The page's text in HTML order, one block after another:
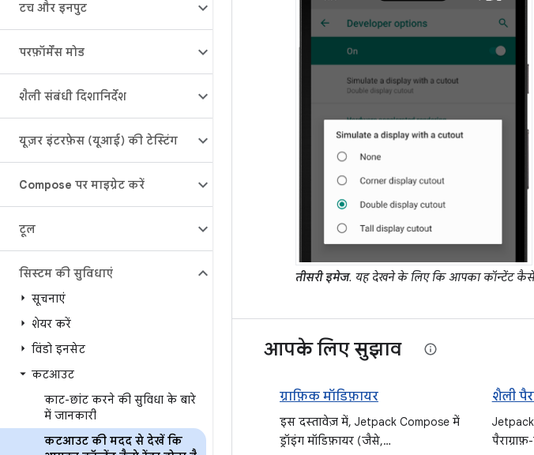
टच और इनपुट
परफ़ॉर्मेंस मोड
शैली संबंधी दिशानिर्देश
यूज़र इंटरफ़ेस (यूआई) की टेस्टिंग
Compose पर माइग्रेट करें
टूल
सिस्टम की सुविधाएं
सूचनाएं
शेयर करें
विंडो इनसेट
कटआउट
काट-छांट करने की सुविधा के बारे
में जानकारी
कटआउट की मदद से देखें कि
तीसरी इमेज. यह देखने के लिए कि आपका कॉन्टेंट कैसे
आपके लिए सुझाव
ग्राफ़िक मॉडिफ़ायर
इस दस्तावेज़ में, Jetpack Compose में
ड्रॉइंग मॉडिफ़ायर (जैसे,
शैली